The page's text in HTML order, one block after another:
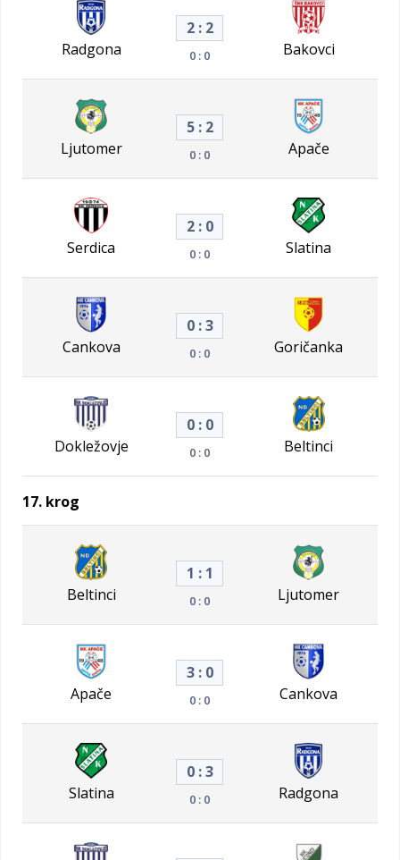
Radgona
2 : 2
0 : 0 Bakovci
Ljutomer
5 : 2
0 : 0 Apače
Serdica
2 : 0
0 : 0 Slatina
Cankova
0 : 3
0 : 0 Goričanka
Dokležovje
0 : 0
0 : 0 Beltinci
17. krog
Beltinci
1 : 1
0 : 0 Ljutomer
Apače
3 : 0
0 : 0 Cankova
Slatina
0 : 3
0 : 0 Radgona